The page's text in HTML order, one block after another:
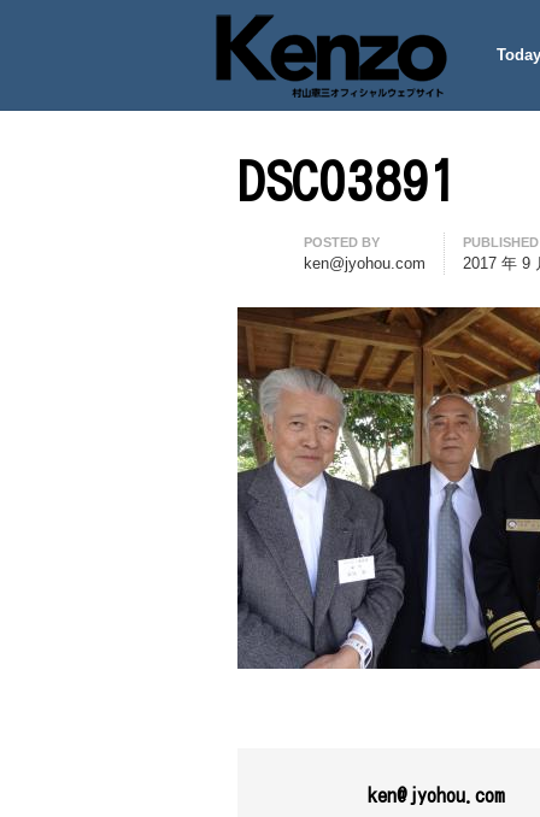
七転八起 – 村山憲三
村山憲三ウェブサイト
DSC03891
Author
POSTED BY
ken@jyohou.com
PUBLISHED
2017 年 9
ken@jyohou.com